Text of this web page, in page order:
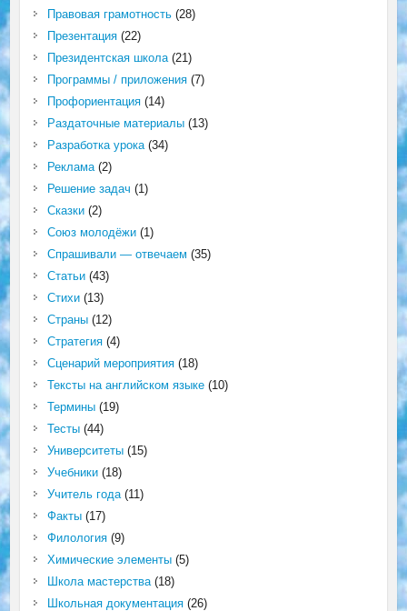
Правовая грамотность(28)
Презентация(22)
Президентская школа(21)
Программы / приложения(7)
Профориентация(14)
Раздаточные материалы(13)
Разработка урока(34)
Реклама(2)
Решение задач (1)
Сказки(2)
Союз молодёжи(1)
Спрашивали — отвечаем (35)
Статьи(43)
Стихи(13)
Страны(12)
Стратегия(4)
Сценарий мероприятия(18)
Тексты на английском языке(10)
Термины(19)
Тесты(44)
Университеты(15)
Учебники(18)
Учитель года(11)
Факты(17)
Филология(9)
Химические элементы(5)
Школа мастерства(18)
Школьная документация(26)